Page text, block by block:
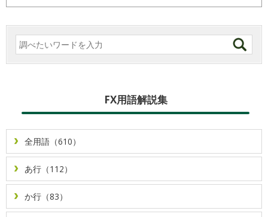
FX用語解説集
全用語（610）
あ行（112）
か行（83）